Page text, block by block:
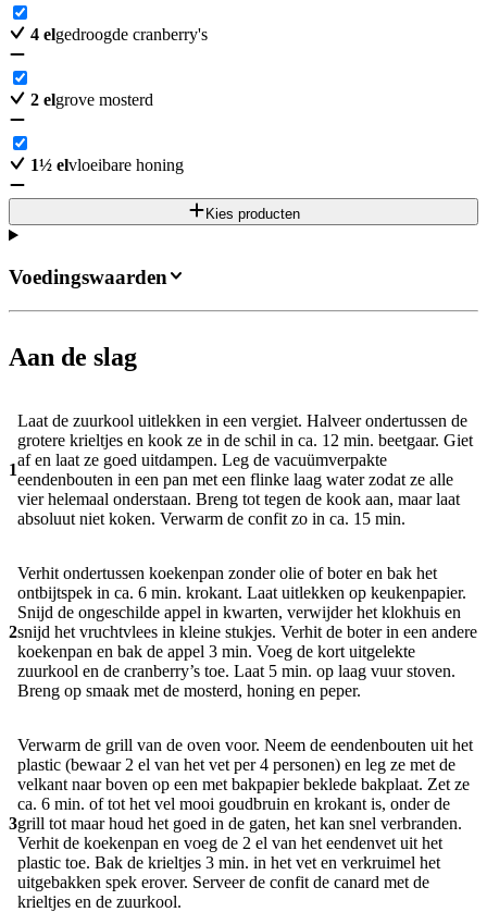
4 elgedroogde cranberry's
2 elgrove mosterd
1½ elvloeibare honing
Kies producten
Aan de slag
1
Laat de zuurkool uitlekken in een vergiet. Halveer ondertussen de
grotere krieltjes en kook ze in de schil in ca. 12 min. beetgaar. Giet
af en laat ze goed uitdampen. Leg de vacuümverpakte
eendenbouten in een pan met een flinke laag water zodat ze alle
vier helemaal onderstaan. Breng tot tegen de kook aan, maar laat
absoluut niet koken. Verwarm de confit zo in ca. 15 min.
2
Verhit ondertussen koekenpan zonder olie of boter en bak het
ontbijtspek in ca. 6 min. krokant. Laat uitlekken op keukenpapier.
Snijd de ongeschilde appel in kwarten, verwijder het klokhuis en
snijd het vruchtvlees in kleine stukjes. Verhit de boter in een andere
koekenpan en bak de appel 3 min. Voeg de kort uitgelekte
zuurkool en de cranberry’s toe. Laat 5 min. op laag vuur stoven.
Breng op smaak met de mosterd, honing en peper.
3
Verwarm de grill van de oven voor. Neem de eendenbouten uit het
plastic (bewaar 2 el van het vet per 4 personen) en leg ze met de
velkant naar boven op een met bakpapier beklede bakplaat. Zet ze
ca. 6 min. of tot het vel mooi goudbruin en krokant is, onder de
grill tot maar houd het goed in de gaten, het kan snel verbranden.
Verhit de koekenpan en voeg de 2 el van het eendenvet uit het
plastic toe. Bak de krieltjes 3 min. in het vet en verkruimel het
uitgebakken spek erover. Serveer de confit de canard met de
krieltjes en de zuurkool.
Voedingswaarden